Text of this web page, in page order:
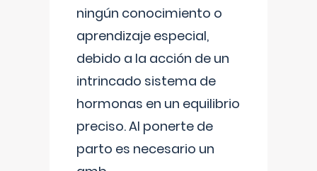
ningún conocimiento o
aprendizaje especial,
debido a la acción de un
intrincado sistema de
hormonas en un equilibrio
preciso. Al ponerte de
parto es necesario un